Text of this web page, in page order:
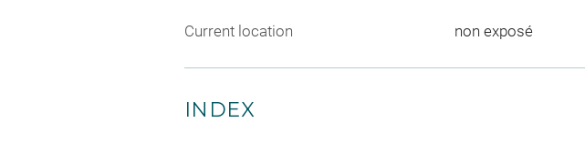
Current location non exposé
INDEX